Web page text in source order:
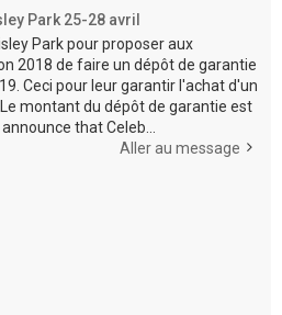
Park 25-28 avril
Park pour proposer aux
2018 de faire un dépôt de garantie
Ceci pour leur garantir l'achat d'un
montant du dépôt de garantie est
that Celeb...
Aller au message